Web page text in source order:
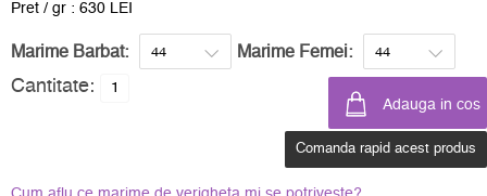
Pret / gr : 630 LEI
Marime Barbat: Marime Femei:
Cantitate:
Comanda rapid acest produs